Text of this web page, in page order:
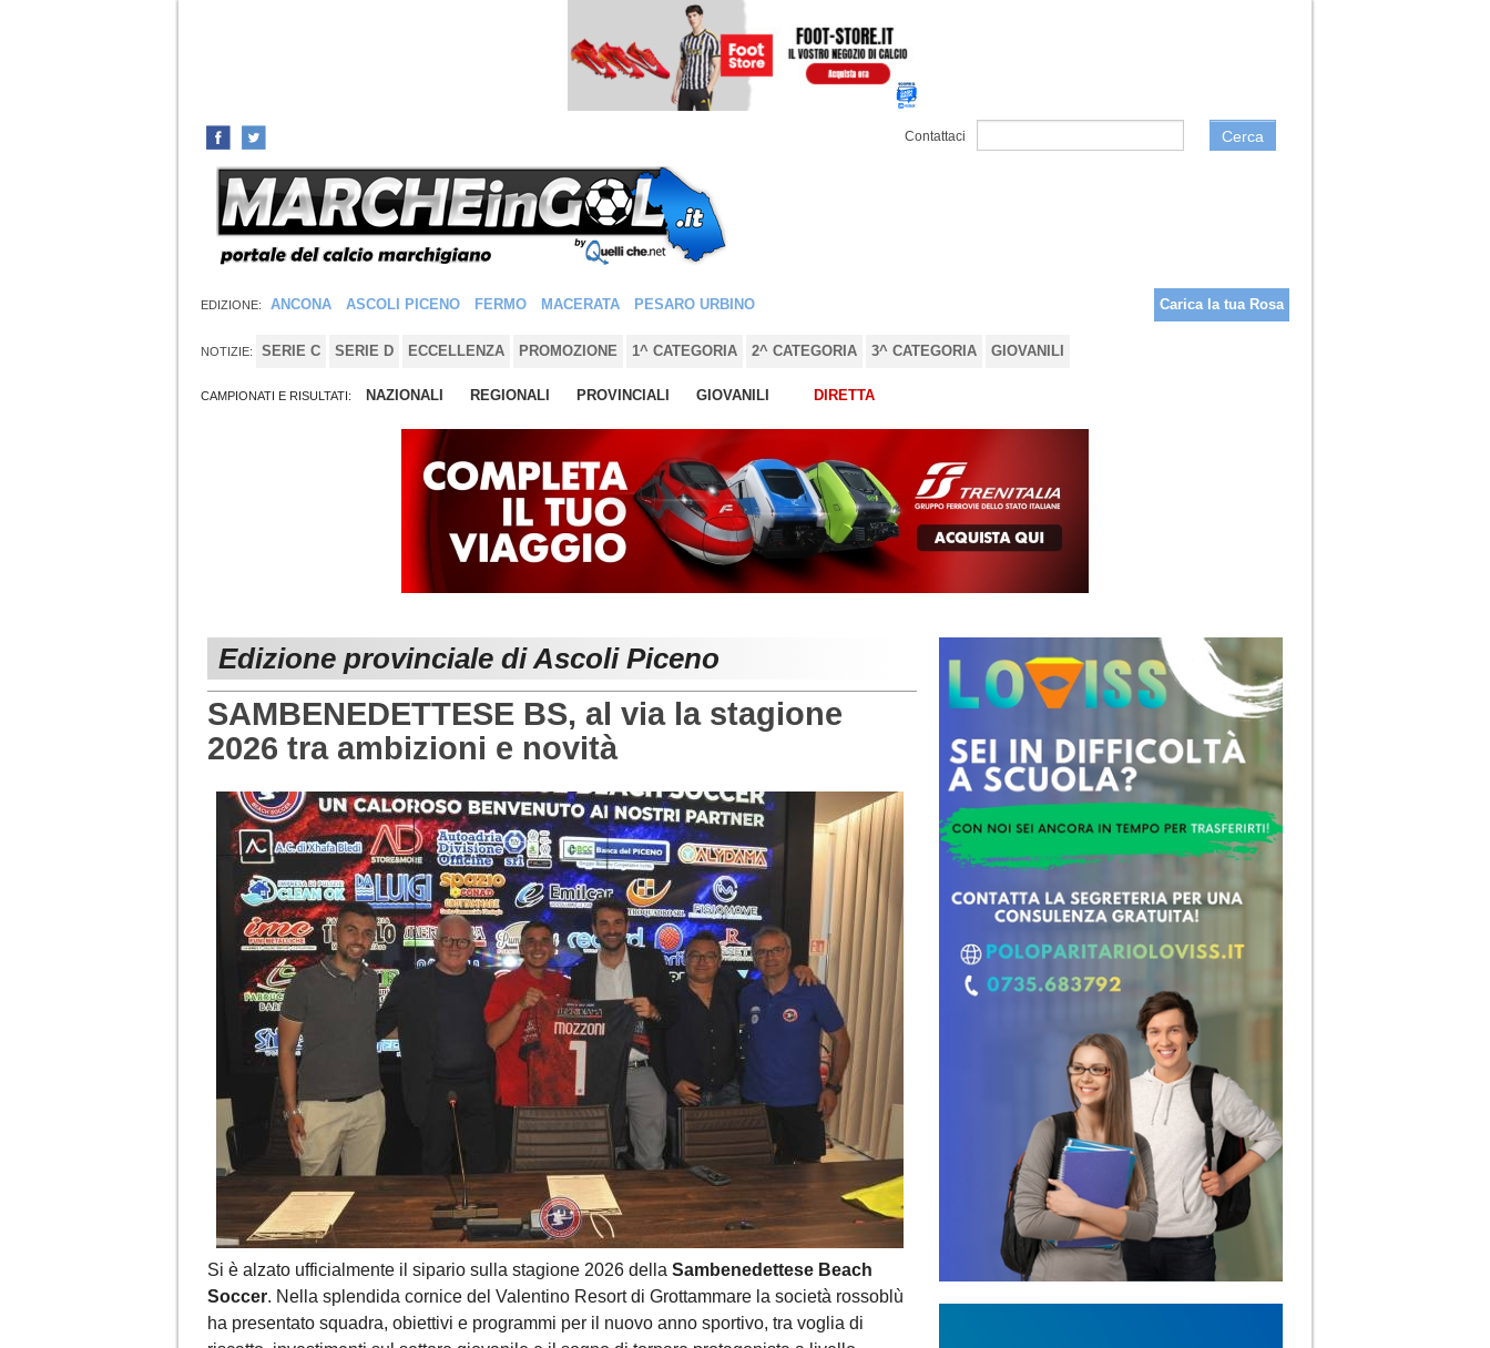
Contattaci Cerca
EDIZIONE: ANCONA ASCOLI PICENO FERMO MACERATA PESARO URBINO Carica la tua Rosa
NOTIZIE: SERIE C SERIE D ECCELLENZA PROMOZIONE 1^ CATEGORIA 2^ CATEGORIA 3^ CATEGORIA GIOVANILI
CAMPIONATI E RISULTATI: NAZIONALI REGIONALI PROVINCIALI GIOVANILI DIRETTA
Edizione provinciale di Ascoli Piceno
SAMBENEDETTESE BS, al via la stagione
2026 tra ambizioni e novità
Si è alzato ufficialmente il sipario sulla stagione 2026 della Sambenedettese Beach
Soccer. Nella splendida cornice del Valentino Resort di Grottammare la società rossoblù
ha presentato squadra, obiettivi e programmi per il nuovo anno sportivo, tra voglia di